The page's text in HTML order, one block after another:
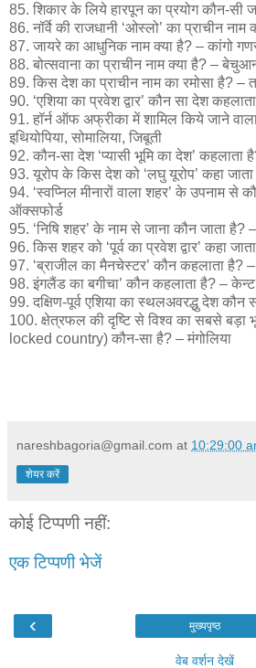
85. शिकार के लिये हारपून का प्रयोग कौन-सी
86. नॉर्वे की राजधानी ‘ओस्लो’ का प्राचीन नाम
87. जायरे का आधुनिक नाम क्या है? – कांगो
88. बोत्सवाना का प्राचीन नाम क्या है? –
89. किस देश का प्राचीन नाम का रमोसा है? –
90. ‘एशिया का प्रवेश द्वार’ कौन सा देश
91. हॉर्न ऑफ अफ्रीका में शामिल किये जाने
इथियोपिया, सोमालिया, जिबूती
92. कौन-सा देश ‘प्यासी भूमि का देश’ कहलाता
93. यूरोप के किस देश को ‘लघु यूरोप’ कहा
94. ‘स्वप्निल मीनारों वाला शहर’ के उपनाम से
ऑक्सफोर्ड
95. ‘निषि शहर’ के नाम से जाना कौन जाता है? –
96. किस शहर को ‘पूर्व का प्रवेश द्वार’ कहा
97. ‘ब्राजील का मैनचेस्टर’ कौन कहलाता है?
98. इंगलैंड का बगीचा’ कौन कहलाता है? – केन्ट
99. दक्षिण-पूर्व एशिया का स्थलअवरद्धु देश
100. क्षेत्रफल की दृष्टि से विश्व का सबसे बड़ा
locked country) कौन-सा है? – मंगोलिया
nareshbagoria@gmail.com at 10:29:00
शेयर करें
कोई टिप्पणी नहीं:
एक टिप्पणी भेजें
‹ मुख्यपृष्ठ
वेब वर्शन देखें